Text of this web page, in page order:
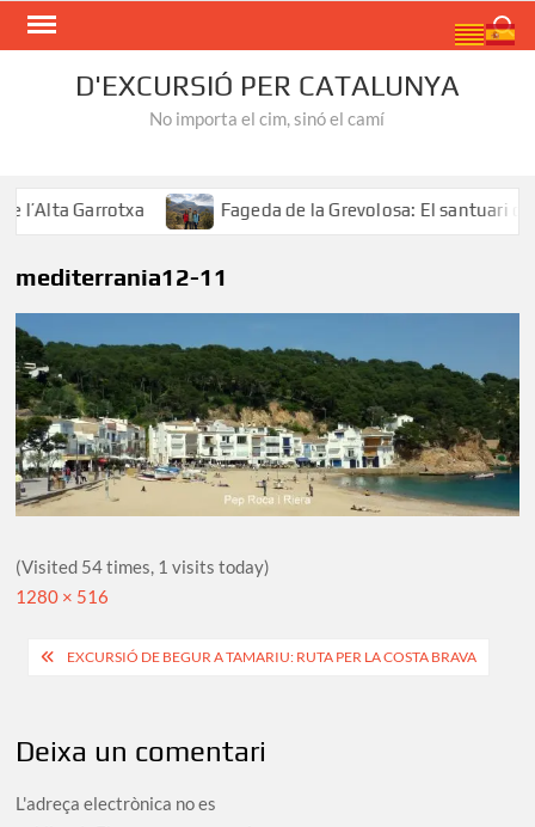
Skip
D'EXCURSIÓ PER CATALUNYA
No importa el cim, sinó el camí
Garrotxa Fageda de la Grevolosa: El santuari dels
mediterrania12-11
(Visited 54 times, 1 visits today)
Full
1280 × 516
Navegació
EXCURSIÓ DE BEGUR A TAMARIU: RUTA PER LA COSTA BRAVA
Deixa un comentari
L'adreça electrònica no es